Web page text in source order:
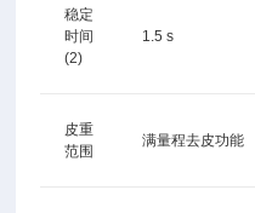
稳定
时间
(2)
1.5 s
皮重
范围
满量程去皮功能